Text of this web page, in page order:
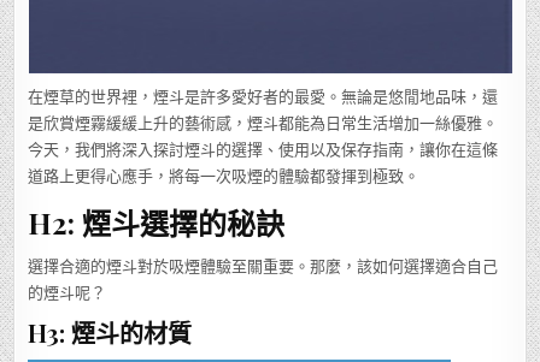
在煙草的世界裡，煙斗是許多愛好者的最愛。無論是悠閒地品味，還
是欣賞煙霧緩緩上升的藝術感，煙斗都能為日常生活增加一絲優雅。
今天，我們將深入探討煙斗的選擇、使用以及保存指南，讓你在這條
道路上更得心應手，將每一次吸煙的體驗都發揮到極致。
H2: 煙斗選擇的秘訣
選擇合適的煙斗對於吸煙體驗至關重要。那麼，該如何選擇適合自己
的煙斗呢？
H3: 煙斗的材質